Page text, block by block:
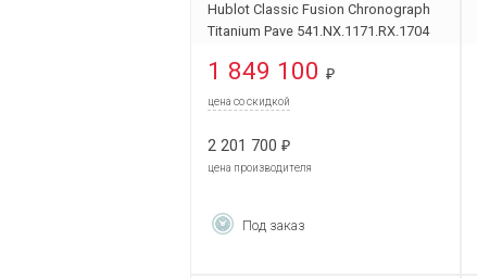
Hublot Classic Fusion Chronograph
Titanium Pave 541.NX.1171.RX.1704
1 849 100 ₽
цена со скидкой
2 201 700 ₽
цена производителя
Под заказ